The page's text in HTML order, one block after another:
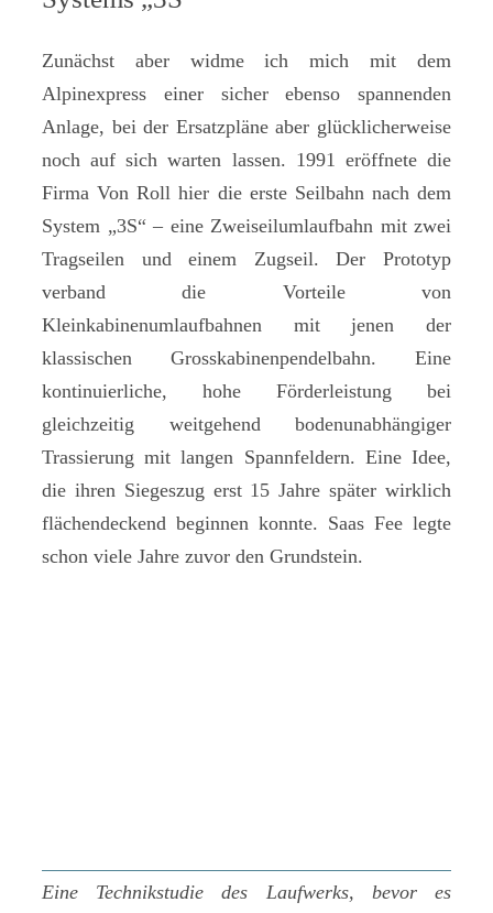
Zunächst aber widme ich mich mit dem
Alpinexpress einer sicher ebenso spannenden
Anlage, bei der Ersatzpläne aber glücklicherweise
noch auf sich warten lassen. 1991 eröffnete die
Firma Von Roll hier die erste Seilbahn nach dem
System „3S“ – eine Zweiseilumlaufbahn mit zwei
Tragseilen und einem Zugseil. Der Prototyp
verband die Vorteile von
Kleinkabinenumlaufbahnen mit jenen der
klassischen Grosskabinenpendelbahn. Eine
kontinuierliche, hohe Förderleistung bei
gleichzeitig weitgehend bodenunabhängiger
Trassierung mit langen Spannfeldern. Eine Idee,
die ihren Siegeszug erst 15 Jahre später wirklich
flächendeckend beginnen konnte. Saas Fee legte
schon viele Jahre zuvor den Grundstein.
Eine Technikstudie des Laufwerks, bevor es